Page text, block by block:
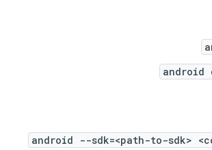
android
android --sdk=<path-to-sdk>